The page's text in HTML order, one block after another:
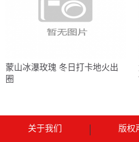
蒙山冰瀑玫瑰 冬日打卡地火出
圈
关于我们 版权